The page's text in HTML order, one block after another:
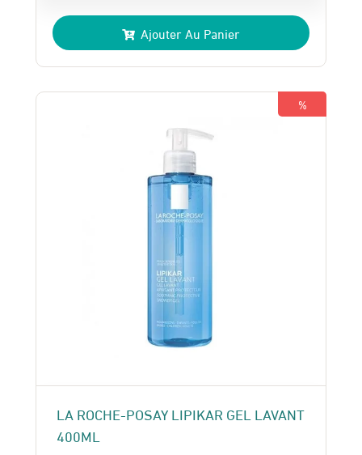
prix
initial
était :
180 Dhs.
prix
actuel
est :
150 Dhs.
Ajouter Au Panier
%
LA ROCHE-POSAY LIPIKAR GEL LAVANT
400ML